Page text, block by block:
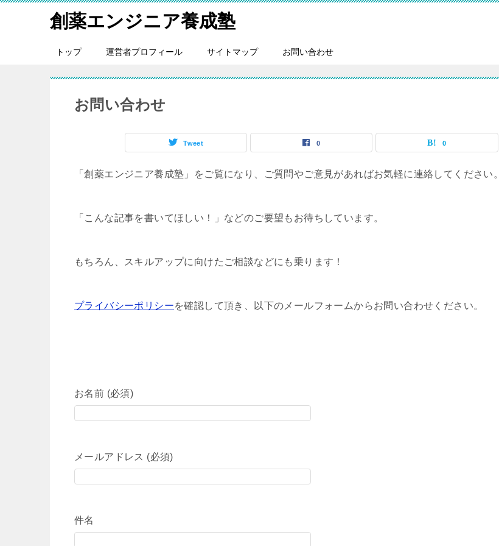
創薬エンジニア養成塾
トップ 運営者プロフィール サイトマップ お問い合わせ
お問い合わせ
Tweet 0 0
「創薬エンジニア養成塾」をご覧になり、ご質問やご意見があればお気軽に連絡してください。
「こんな記事を書いてほしい！」などのご要望もお待ちしています。
もちろん、スキルアップに向けたご相談などにも乗ります！
プライバシーポリシーを確認して頂き、以下のメールフォームからお問い合わせください。
お名前 (必須)
メールアドレス (必須)
件名